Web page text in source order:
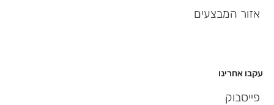
עקבו אחרינו
פייסבוק
אזור המבצעים